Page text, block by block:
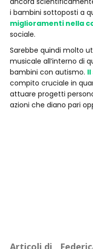
i bambini sottoposti a
miglioramenti nella
sociale.
Sarebbe quindi molto
musicale all’interno di
bambini con autismo.
compito cruciale in
attuare progetti
azioni che diano pari